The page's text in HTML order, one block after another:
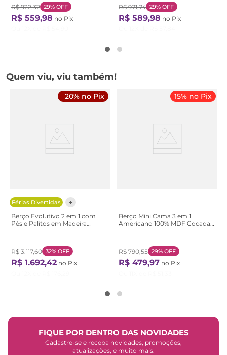
R$ 922,32 29% OFF
R$ 559,98 no Pix
R$ 971,74 29% OFF
R$ 589,98 no Pix
Quem viu, viu também!
Férias Divertidas
20% no Pix
Berço Evolutivo 2 em 1 com
Pés e Palitos em Madeira
R$ 3.117,60 32% OFF
R$ 1.692,42 no Pix
15% no Pix
Berço Mini Cama 3 em 1
Americano 100% MDF Cocada
R$ 790,55 29% OFF
R$ 479,97 no Pix
FIQUE POR DENTRO DAS NOVIDADES
Cadastre-se e receba novidades, promoções,
atualizações, e muito mais.